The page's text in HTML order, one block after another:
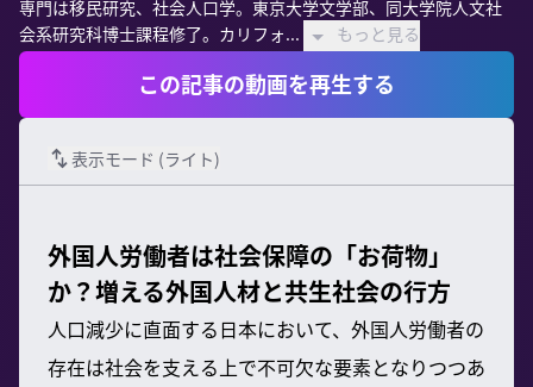
専門は移民研究、社会人口学。東京大学文学部、同大学院人文社
会系研究科博士課程修了。カリフォ...
もっと見る
この記事の動画を再生する
表示モード (ライト)
外国人労働者は社会保障の「お荷物」
か？増える外国人材と共生社会の行方
人口減少に直面する日本において、外国人労働者の
存在は社会を支える上で不可欠な要素となりつつあ